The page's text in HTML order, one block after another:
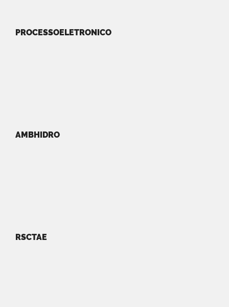
PROCESSOELETRONICO
AMBHIDRO
RSCTAE